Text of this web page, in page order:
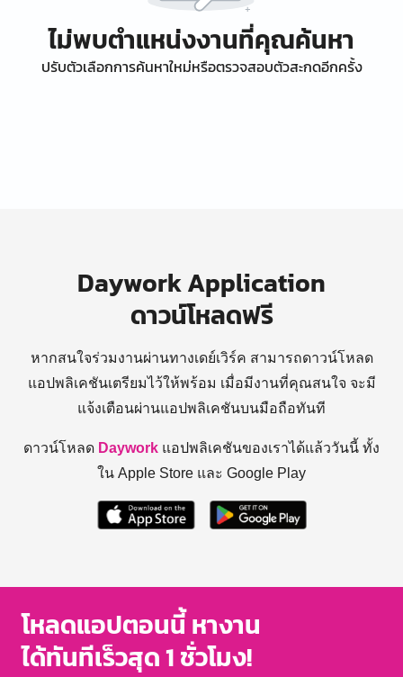
ไม่พบตำแหน่งงานที่คุณค้นหา
ปรับตัวเลือกการค้นหาใหม่หรือตรวจสอบตัวสะกดอีกครั้ง
Daywork Application
ดาวน์โหลดฟรี
หากสนใจร่วมงานผ่านทางเดย์เวิร์ค สามารถดาวน์โหลด
แอปพลิเคชันเตรียมไว้ให้พร้อม เมื่อมีงานที่คุณสนใจ จะมี
แจ้งเตือนผ่านแอปพลิเคชันบนมือถือทันที
ดาวน์โหลด Daywork แอปพลิเคชันของเราได้แล้ววันนี้ ทั้ง
ใน Apple Store และ Google Play
โหลดแอปตอนนี้ หางาน
ได้ทันทีเร็วสุด 1 ชั่วโมง!